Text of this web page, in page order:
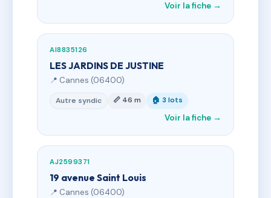
Voir la fiche →
AI8835126
LES JARDINS DE JUSTINE
📍 Cannes (06400)
Autre syndic 📏 46 m 🏠 3 lots
Voir la fiche →
AJ2599371
19 avenue Saint Louis
📍 Cannes (06400)